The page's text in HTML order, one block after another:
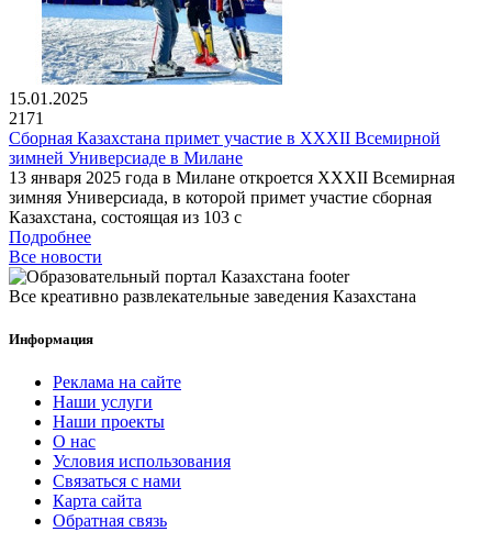
15.01.2025
2171
Сборная Казахстана примет участие в XXXII Всемирной
зимней Универсиаде в Милане
13 января 2025 года в Милане откроется XXXII Всемирная
зимняя Универсиада, в которой примет участие сборная
Казахстана, состоящая из 103 с
Подробнее
Все новости
Все креативно развлекательные заведения Казахстана
Информация
Реклама на сайте
Наши услуги
Наши проекты
О нас
Условия использования
Связаться с нами
Карта сайта
Обратная связь